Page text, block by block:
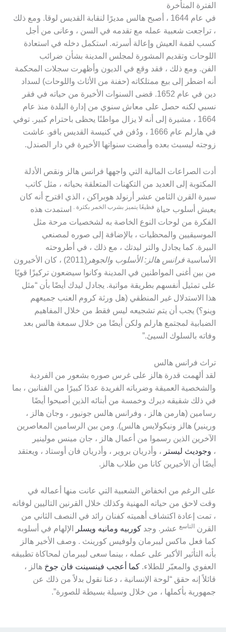
الفترة المتأخرة
في عام 1644 ، أصبح هالس مديرًا لنقابة القديس لوقا. ومع ذلك
، تراجعت شعبية عمله مع تقدمه في السن ، وعانى من أجل
كسب لقمة العيش وإعالة أسرته. استكمل دخله في استعادة
اللوحات وتقديم المشورة لمجلس المدينة بشأن ضرائب
الفن. ومع ذلك ، فقد وقع في الديون وأظهرت سجلات المحكمة
أنه اضطر إلى بيع ممتلكاته (حفنة من الأثاث واللوحات) لسداد
دين في عام 1652. قضى السنوات الأخيرة من حياته في فقر
نسبي لكنه حصل على معاش سنوي من إدارة البلدة منذ عام
1664 ، مشيرة إلى أنه لا يزال مواطنًا يحظى باحترام كبير. توفي
في هارلم عام 1666 ، ودُفن في كنيسة القديس بافو. عاشت
زوجته ليسبث بعده وأمضت سنواتها الأخيرة في دار الصندل.
أدت الصراعات المالية التي واجهها فرانس هالز ونقص الأدلة
المكتوبة إلى العديد من التكهنات المتعلقة بحياته ، مثل كاتب
سيرة القرن الثامن عشر أرنولد هوبراكن ، الذي اقترح أنه كان
يعيش أسلوب حياة فظيعًا يتميز بشرب الخمر بكثرة .
استمدت هذه
الفكرة من لوحات النوع الخاصة به لشخصيات مرحة مثل
الموسيقيين والمحظيات ، بالإضافة إلى صوره لمصنعي
البيرة. كما يجادل والتر ليدتك ، مع ذلك ، في أطروحته
الأساسية فرانس هالز: الأسلوب والجوهر
(2011) ، كان الأخيرون
من بين أغنى المواطنين في المدينة وكانوا سيضعون تركيزًا قويًا
على تمثيل أنفسهم بطريقة مواتية. يجادل ليدك أيضًا بأن “مثل
هذا الاستدلال غير المنطقي (هل ورثة كروم العنب جميعهم
وينو؟) يجب أن يتم تشجيعه ليس فقط من خلال المفاهيم
الضبابية لمجتمع هارلم ولكن أيضًا من خلال سمعة هالس بعد
وفاته بالسلوك السيئ.”
تراث فرانس هالس
لقد ألهمت قدرة هالز على غرس صوره بشعور من الفردية
والشخصية العميقة وضرباته الفريدة عددًا كبيرًا من الفنانين ، بما
في ذلك شقيقه ديرك وخمسة من أبنائه الذين أصبحوا أيضًا
رسامين (هارمن هالز ، وفرانس هالس جونيور ، وجان هالز ،
ورينير) هالز ونيكولايس هالس). ومن بين الرسامين المعاصرين
الآخرين الذين رسموا من أعمال هالز ، جان مينس مولينير
، وجوديث ليستر ، وأدريان بروير ، وأدريان فان أوستاد ، ويعتقد
أيضًا أن الأخيرين كانا من طلاب هالز.
على الرغم من انخفاض الشعبية التي عانت منها أعماله في
وقت لاحق من حياته المهنية وكذلك خلال القرنين التاليين لوفاته
، تمت إعادة اكتشاف أهميته كفنان رائد في النصف الثاني من
القرن التاسع عشر. وجد كوربيه ومانيه ويسلر
الإلهام في أسلوبه
كما فعل ماكس ليبرمان ولوفيس كورينث . وصف الأخير هالز
بأنه التأثير الأكبر على عمله ، بينما سعى ليبرمان لمحاكاة تطبيقه
العفوي والمعبّر للطلاء. كما أعجب فينسينت فان جوخ هالز ،
قائلاً إنه حقق “لوحة الإنسانية ، دعنا نقول بدلاً من ذلك عن
جمهورية بأكملها ، من خلال وسيلة بسيطة للصورة”.